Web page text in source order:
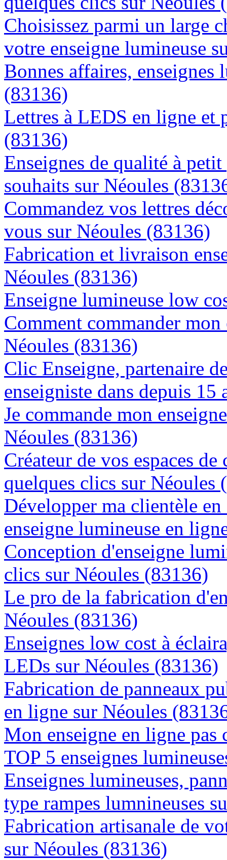
Choisissez parmi un large
votre enseigne lumineuse
Bonnes affaires, enseignes
(83136)
Lettres à LEDS en ligne et
(83136)
Enseignes de qualité à
souhaits sur Néoules
Commandez vos lettres
vous sur Néoules (83136)
Fabrication et livraison
Néoules (83136)
Enseigne lumineuse low
Comment commander
Néoules (83136)
Clic Enseigne, partenaire
enseigniste dans depuis 15
Je commande mon
Néoules (83136)
Créateur de vos espaces
quelques clics sur Néoules
Développer ma clientèle
enseigne lumineuse en
Conception d'enseigne
clics sur Néoules (83136)
Le pro de la fabrication
Néoules (83136)
Enseignes low cost à
LEDs sur Néoules (83136)
Fabrication de panneaux
en ligne sur Néoules
Mon enseigne en ligne pas
TOP 5 enseignes
Enseignes lumineuses,
type rampes lumnineuses
Fabrication artisanale de
sur Néoules (83136)